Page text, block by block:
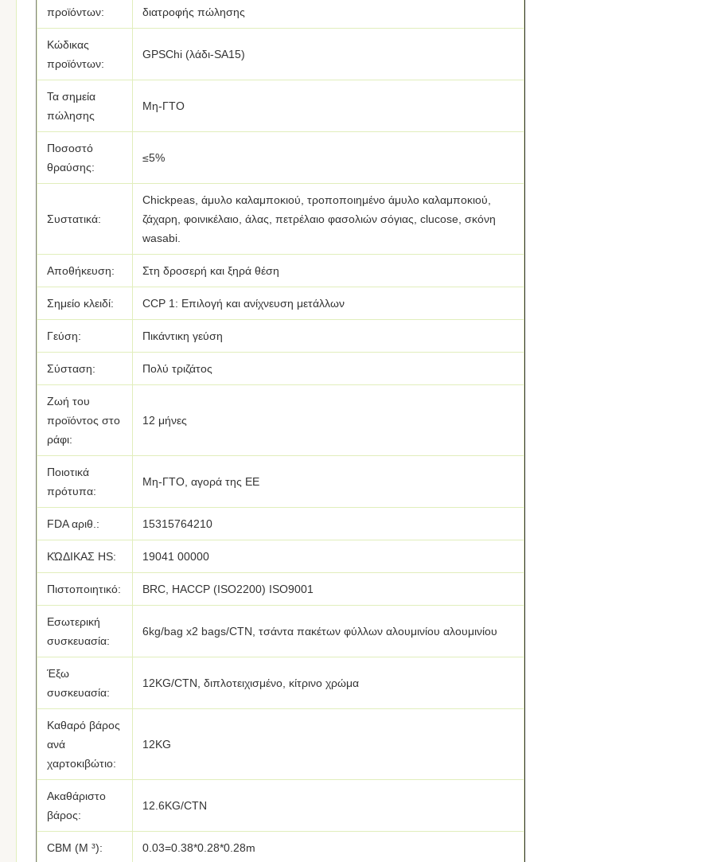
προϊόντων:
διατροφής πώλησης
Κώδικας
προϊόντων:
GPSChi (λάδι-SA15)
Τα σημεία
πώλησης
Μη-ΓΤΟ
Ποσοστό
θραύσης:
≤5%
Συστατικά:
Chickpeas, άμυλο καλαμποκιού, τροποποιημένο άμυλο καλαμποκιού,
ζάχαρη, φοινικέλαιο, άλας, πετρέλαιο φασολιών σόγιας, clucose, σκόνη
wasabi.
Αποθήκευση: Στη δροσερή και ξηρά θέση
Σημείο κλειδί: CCP 1: Επιλογή και ανίχνευση μετάλλων
Γεύση: Πικάντικη γεύση
Σύσταση: Πολύ τριζάτος
Ζωή του
προϊόντος στο
ράφι:
12 μήνες
Ποιοτικά
πρότυπα:
Μη-ΓΤΟ, αγορά της ΕΕ
FDA αριθ.: 15315764210
ΚΏΔΙΚΑΣ HS: 19041 00000
Πιστοποιητικό: BRC, HACCP (ISO2200) ISO9001
Εσωτερική
συσκευασία:
6kg/bag x2 bags/CTN, τσάντα πακέτων φύλλων αλουμινίου αλουμινίου
Έξω
συσκευασία:
12KG/CTN, διπλοτειχισμένο, κίτρινο χρώμα
Καθαρό βάρος
ανά
χαρτοκιβώτιο:
12KG
Ακαθάριστο
βάρος:
12.6KG/CTN
CBM (Μ ³): 0.03=0.38*0.28*0.28m